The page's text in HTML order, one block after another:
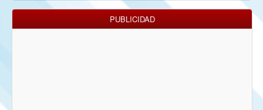
PUBLICIDAD